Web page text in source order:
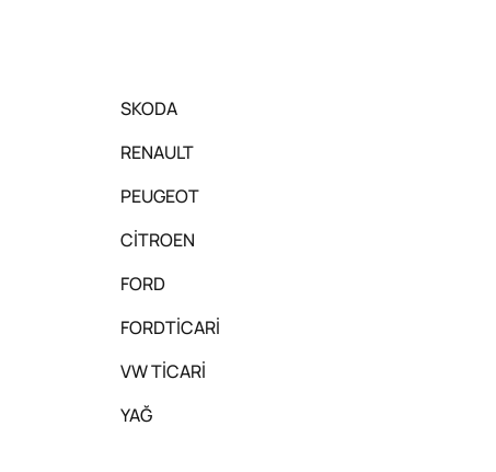
SKODA
RENAULT
PEUGEOT
CİTROEN
FORD
FORDTİCARİ
VW TİCARİ
YAĞ